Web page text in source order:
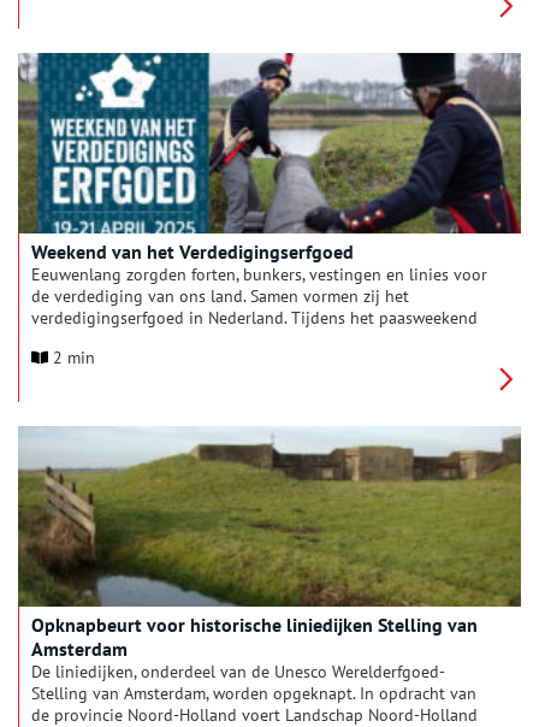
Nicolaaskerk te Muiden en maakt het mistklokhuisje weer tot
wat het ooit was: een baken van waarschuwing én
verwondering.
Weekend van het Verdedigingserfgoed
Eeuwenlang zorgden forten, bunkers, vestingen en linies voor
de verdediging van ons land. Samen vormen zij het
verdedigingserfgoed in Nederland. Tijdens het paasweekend
opengesteld.
2 min
Opknapbeurt voor historische liniedijken Stelling van
Amsterdam
De liniedijken, onderdeel van de Unesco Werelderfgoed-
Stelling van Amsterdam, worden opgeknapt. In opdracht van
de provincie Noord-Holland voert Landschap Noord-Holland